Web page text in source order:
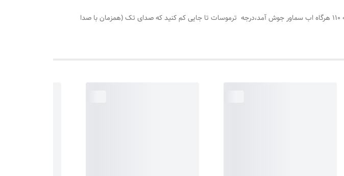
وقتی دوشاخه به برق زده شود ، سپس ترموسات را به جهت عقربه های ساعت بچرخانید روی درجه 110 هرگاه اب سماور جوش آمد،درجه ترموسات تا جایی کم کنید که صدای تک (همزمان با صدا